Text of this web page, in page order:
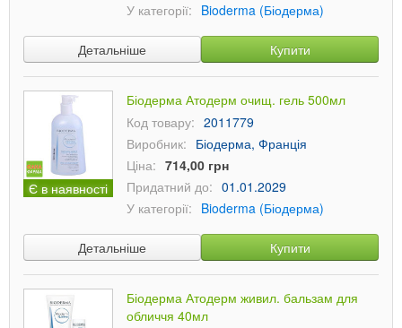
У категорії: Bioderma (Біодерма)
Детальніше Купити
Є в наявності
Біодерма Атодерм очищ. гель 500мл
Код товару: 2011779
Виробник: Біодерма, Франція
Ціна: 714,00 грн
Придатний до: 01.01.2029
У категорії: Bioderma (Біодерма)
Детальніше Купити
Біодерма Атодерм живил. бальзам для
обличчя 40мл